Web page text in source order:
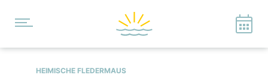
HEIMISCHE FLEDERMAUS